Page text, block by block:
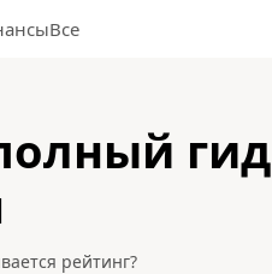
Все
гид
рейтинг?